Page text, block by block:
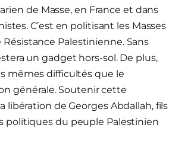
de Masse, en France et dans
C’est en politisant les Masses
Palestinienne. Sans
un gadget hors-sol. De plus,
mêmes difficultés que le
générale. Soutenir cette
libération de Georges Abdallah, fils
politiques du peuple Palestinien